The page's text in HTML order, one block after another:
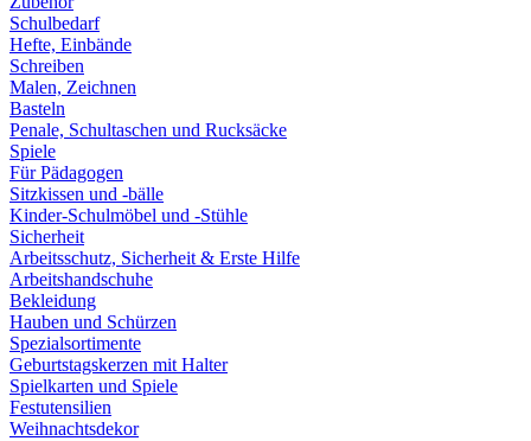
Schulbedarf
Hefte, Einbände
Schreiben
Malen, Zeichnen
Basteln
Penale, Schultaschen und Rucksäcke
Spiele
Für Pädagogen
Sitzkissen und -bälle
Kinder-Schulmöbel und -Stühle
Sicherheit
Arbeitsschutz, Sicherheit & Erste Hilfe
Arbeitshandschuhe
Bekleidung
Hauben und Schürzen
Spezialsortimente
Geburtstagskerzen mit Halter
Spielkarten und Spiele
Festutensilien
Weihnachtsdekor